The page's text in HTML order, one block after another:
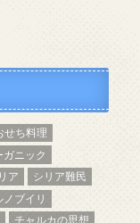
せち料理
ガニック
ア
シリア難民
ノブイリ
チャルカの思想